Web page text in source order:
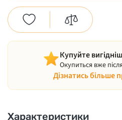
Купуйте
Окупиться вже
Дізнатись більше
Характеристики